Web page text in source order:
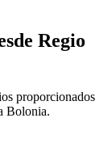
Regio
proporcionados
Bolonia.